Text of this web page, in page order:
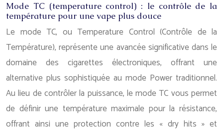
Mode TC (temperature control) : le contrôle de la
température pour une vape plus douce
Le mode TC, ou Temperature Control (Contrôle de la
Température), représente une avancée significative dans le
domaine des cigarettes électroniques, offrant une
alternative plus sophistiquée au mode Power traditionnel.
Au lieu de contrôler la puissance, le mode TC vous permet
de définir une température maximale pour la résistance,
offrant ainsi une protection contre les « dry hits » et